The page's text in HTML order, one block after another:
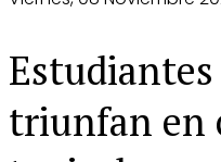
triunfan en